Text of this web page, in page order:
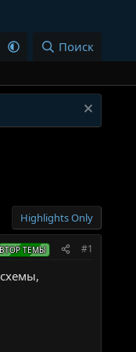
Поиск
Highlights Only
ТЕМЫ #1